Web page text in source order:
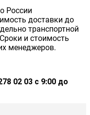
России
доставки до
транспортной
и стоимость
менеджеров.
02 03 с 9:00 до